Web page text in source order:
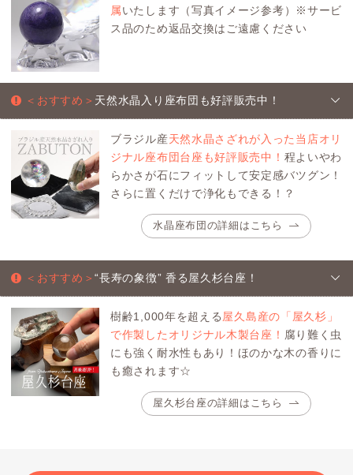
属いたします（写真イメージ参考）※サービ
ス品のため返品交換はご遠慮ください
＜おすすめ＞ 天然水晶入り座布団も好評販売中！
ブラジル産天然水晶さざれが入った当店オリ
ジナル座布団台座も好評販売中！ 程よいやわ
らかさが石にフィットして安定感バツグン！
さらに置くだけで浄化もできる！？
水晶座布団の詳細はこちら
＜おすすめ＞“長寿の象徴” 香る屋久杉台座！
樹齢1,000年を超える屋久島産の「屋久杉」
で作製したオリジナル木製台座！ 腐り難く虫
にも強く耐水性もあり！ほのかな木の香りに
も癒されます☆
屋久杉台座の詳細はこちら